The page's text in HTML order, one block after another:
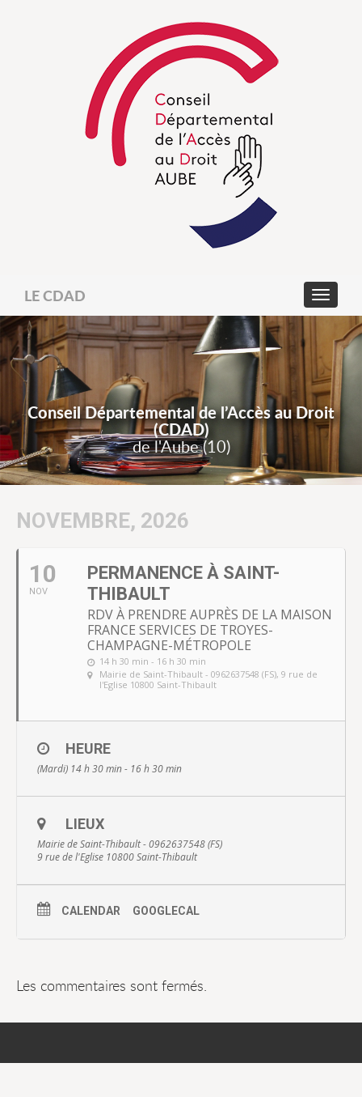
LE CDAD
Conseil Départemental de l’Accès au Droit
(CDAD)
de l'Aube (10)
NOVEMBRE, 2026
10
NOV
PERMANENCE À SAINT-
THIBAULT
RDV À PRENDRE AUPRÈS DE LA MAISON
FRANCE SERVICES DE TROYES-
CHAMPAGNE-MÉTROPOLE
14 h 30 min - 16 h 30 min
Mairie de Saint-Thibault - 0962637548 (FS), 9 rue de
l'Eglise 10800 Saint-Thibault
HEURE
(Mardi) 14 h 30 min - 16 h 30 min
LIEUX
Mairie de Saint-Thibault - 0962637548 (FS)
9 rue de l'Eglise 10800 Saint-Thibault
CALENDAR GOOGLECAL
Les commentaires sont fermés.